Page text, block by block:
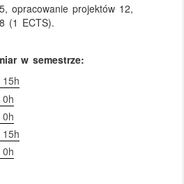
opracowanie projektów 12,
(1 ECTS).
w semestrze:
15h
0h
0h
15h
0h